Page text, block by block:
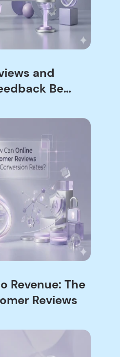
and
Be
Sales and
Revenue: The
Reviews